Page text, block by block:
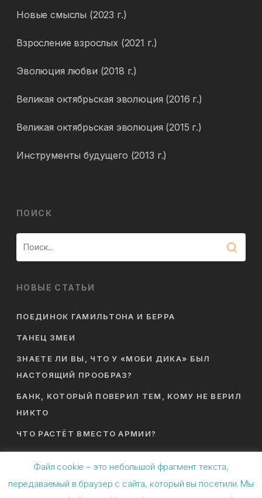
Новые смыслы (2023 г.)
Взросление взрослых (2021 г.)
Эволюция любви (2018 г.)
Великая октябрьская эволюция (2016 г.)
Великая октябрьская эволюция (2015 г.)
Инструменты будущего (2013 г.)
ПОИСК
НОВЫЕ СТАТЬИ
ПОЕДИНОК ГАМИЛЬТОНА И БЕРРА
ТАНЕЦ ЗМЕИ
ЗНАЕТЕ ЛИ ВЫ, ЧТО У «МОБИ ДИКА» БЫЛ
НАСТОЯЩИЙ ПРООБРАЗ?
БАНК, КОТОРЫЙ ПОВЕРИЛ ТЕМ, КОМУ НЕ ВЕРИЛ
НИКТО
ЧТО РАСТЁТ ВМЕСТО АРМИИ?
Файл cookie – это небольшой фрагмент текста,
передаваемый в браузер с сайта, который вы посетили. Мы